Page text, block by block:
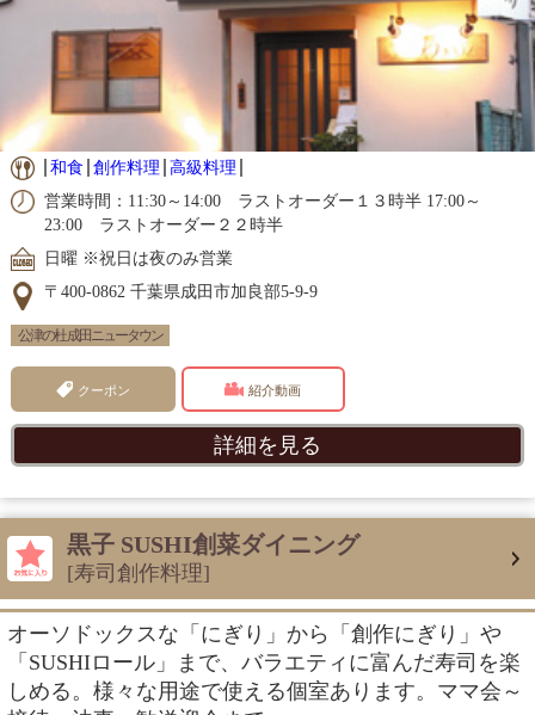
和食 創作料理 高級料理
営業時間：11:30～14:00 ラストオーダー１３時半 17:00～
23:00 ラストオーダー２２時半
日曜 ※祝日は夜のみ営業
〒400-0862 千葉県成田市加良部5-9-9
公津の杜 成田ニュータウン
クーポン 紹介動画
詳細を見る
黒子 SUSHI創菜ダイニング
[寿司創作料理]
オーソドックスな「にぎり」から「創作にぎり」や
「SUSHIロール」まで、バラエティに富んだ寿司を楽
しめる。様々な用途で使える個室あります。ママ会～